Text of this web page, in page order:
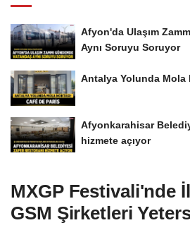
Afyon'da Ulaşım
Aynı Soruyu Soruyor
Antalya Yolunda Mola
Afyonkarahisar
hizmete açıyor
MXGP Festivali'nde
GSM Şirketleri